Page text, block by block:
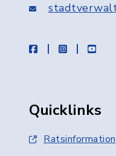
facebookinstagram
Quicklinks